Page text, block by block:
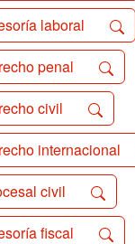
laboral
penal
civil
internacional
civil
fiscal